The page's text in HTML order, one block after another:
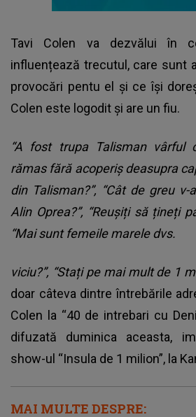
Tavi Colen va dezvălui în
influențează trecutul, care sunt
provocări pentu el și ce își
Colen este logodit și are un fiu.
“A fost trupa Talisman vârful
rămas fără acoperiș deasupra
din Talisman?”, “Cât de greu
Alin Oprea?”, “Reușiți să țineți
“Mai sunt femeile marele dvs.
viciu?”, “Stați pe mai mult de 1
doar câteva dintre întrebările
Colen la “40 de intrebari cu
difuzată duminica aceasta,
show-ul “Insula de 1 milion”, la
MAI MULTE DESPRE: